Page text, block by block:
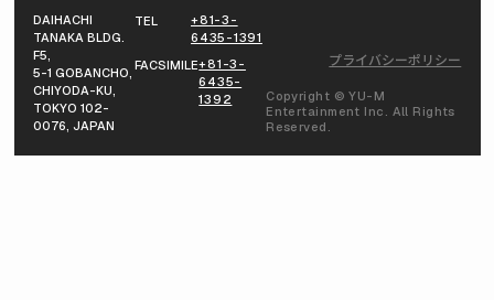
DAIHACHI
TANAKA BLDG.
F5,
5-1 GOBANCHO,
CHIYODA-KU,
TOKYO 102-
0076, JAPAN
TEL
+81-3-
6435-1391
FACSIMILE+81-3-
6435-
1392
プライバシーポリシー
Copyright © YU-M
Entertainment Inc. All Rights
Reserved.